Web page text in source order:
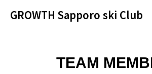
GROWTH Sapporo ski Club
TEAM